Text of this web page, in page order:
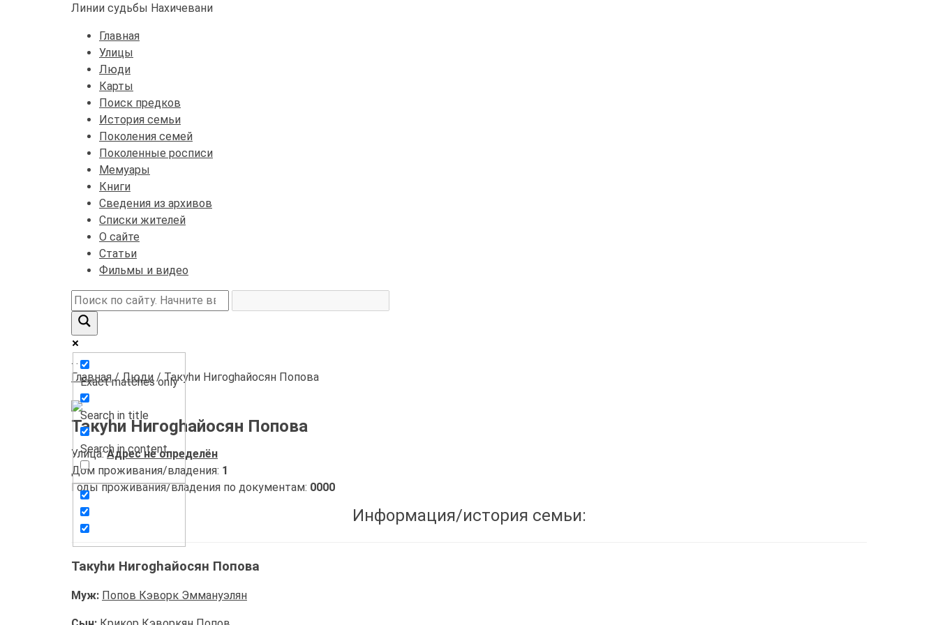
Линии судьбы Нахичевани
Главная
Улицы
Люди
Карты
Поиск предков
История семьи
Поколения семей
Поколенные росписи
Мемуары
Книги
Сведения из архивов
Списки жителей
О сайте
Статьи
Фильмы и видео
Exact matches only
Search in title
Search in content
. . .
Главная/Люди/Такуhи Нигоghайосян Попова
Такуhи Нигоghайосян Попова
Улица:Адрес не определён
Дом проживания/владения: 1
Годы проживания/владения по документам: 0000
Информация/история семьи:
Такуhи Нигоghайосян Попова
Муж: Попов Кэворк Эммануэлян